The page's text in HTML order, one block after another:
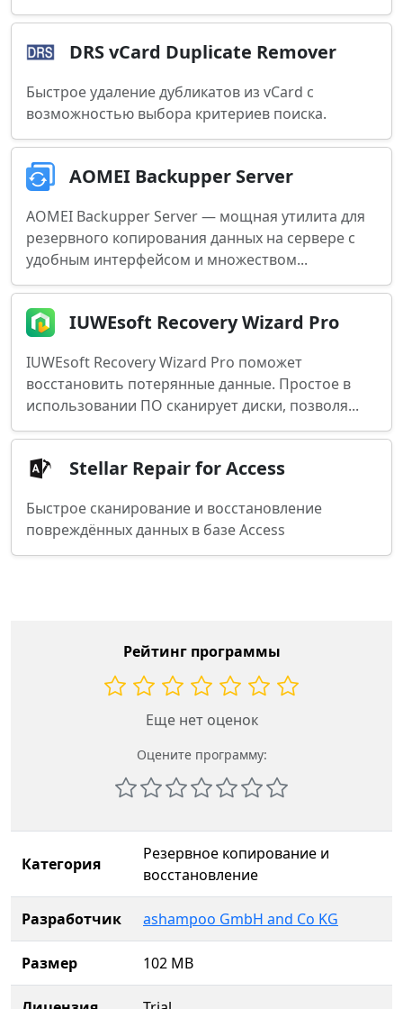
DRS vCard Duplicate Remover
Быстрое удаление дубликатов из vCard с
возможностью выбора критериев поиска.
AOMEI Backupper Server
AOMEI Backupper Server — мощная утилита для
резервного копирования данных на сервере с
удобным интерфейсом и множеством...
IUWEsoft Recovery Wizard Pro
IUWEsoft Recovery Wizard Pro поможет
восстановить потерянные данные. Простое в
использовании ПО сканирует диски, позволя...
Stellar Repair for Access
Быстрое сканирование и восстановление
повреждённых данных в базе Access
Рейтинг программы
Еще нет оценок
Оцените программу:
Категория
Резервное копирование и
восстановление
Разработчик ashampoo GmbH and Co KG
Размер 102 MB